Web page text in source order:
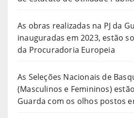
As obras realizadas na PJ da
inauguradas em 2023, estão
da Procuradoria Europeia
As Seleções Nacionais de
(Masculinos e Femininos)
Guarda com os olhos postos